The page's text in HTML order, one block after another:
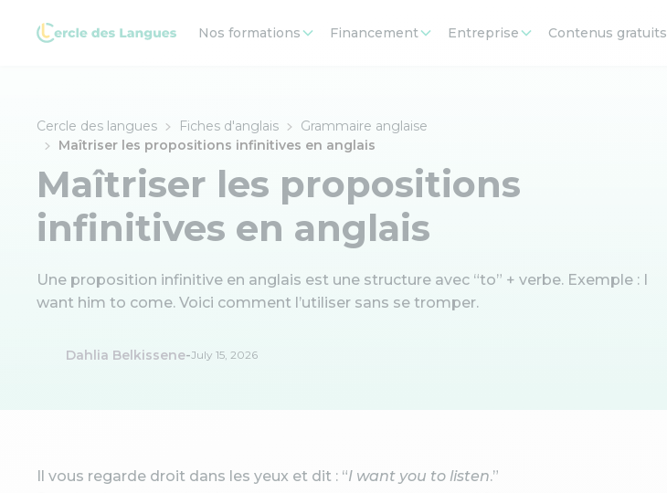
Nos formations Financement Entreprise Contenus gratuits
Cercle des langues Fiches d'anglais
Grammaire anglaise
Maîtriser les propositions infinitives en anglais
Maîtriser les propositions
infinitives en anglais
Une proposition infinitive en anglais est une structure avec “to” + verbe. Exemple : I
want him to come. Voici comment l’utiliser sans se tromper.
Dahlia Belkissene-July 15, 2026
Il vous regarde droit dans les yeux et dit : “I want you to listen.”